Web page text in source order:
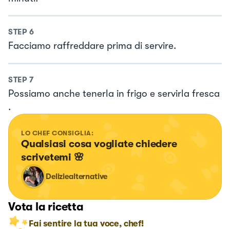
STEP 6
Facciamo raffreddare prima di servire.
STEP 7
Possiamo anche tenerla in frigo e servirla fresca
.
LO CHEF CONSIGLIA:
Qualsiasi cosa vogliate chiedere
scrivetemi 🌸
Deliziealternative
Vota la ricetta
Fai sentire la tua voce, chef!